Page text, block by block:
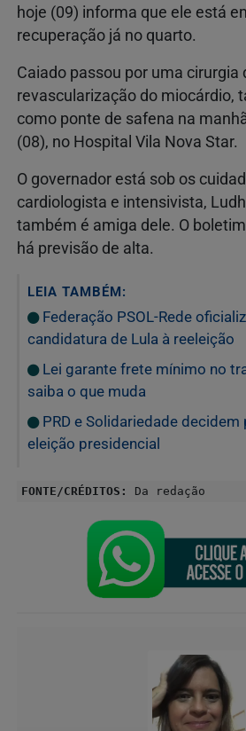
hoje (09) informa que ele está
recuperação já no quarto.
Caiado passou por uma cirurgia
revascularização do miocárdio,
como ponte de safena na
(08), no Hospital Vila Nova Star.
O governador está sob os
cardiologista e intensivista,
também é amiga dele. O
há previsão de alta.
LEIA TAMBÉM:
Federação PSOL-Rede
candidatura de Lula à reeleição
Lei garante frete mínimo no
saiba o que muda
PRD e Solidariedade decidem
eleição presidencial
FONTE/CRÉDITOS: Da redação